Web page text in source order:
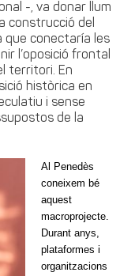
-, va donar llum
construcció del
que conectaría les
l’oposició frontal
territori. En
històrica en
i sense
de la
Al Penedès
coneixem bé
aquest
macroprojecte.
Durant anys,
plataformes i
organitzacions